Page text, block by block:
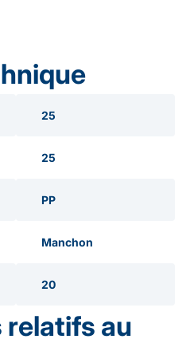
25
25
PP
Manchon
20
au